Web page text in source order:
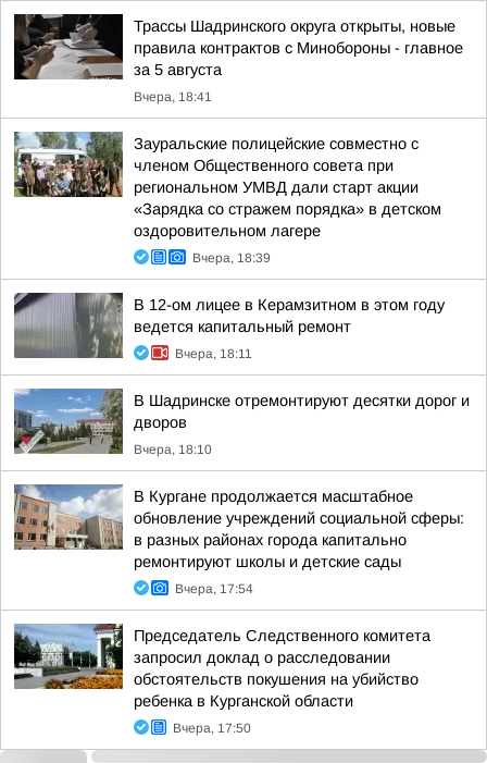
Трассы Шадринского округа открыты, новые
правила контрактов с Минобороны - главное
за 5 августа
Вчера, 18:41
Зауральские полицейские совместно с
членом Общественного совета при
региональном УМВД дали старт акции
«Зарядка со стражем порядка» в детском
оздоровительном лагере
Вчера, 18:39
В 12-ом лицее в Керамзитном в этом году
ведется капитальный ремонт
Вчера, 18:11
В Шадринске отремонтируют десятки дорог и
дворов
Вчера, 18:10
В Кургане продолжается масштабное
обновление учреждений социальной сферы:
в разных районах города капитально
ремонтируют школы и детские сады
Вчера, 17:54
Председатель Следственного комитета
запросил доклад о расследовании
обстоятельств покушения на убийство
ребенка в Курганской области
Вчера, 17:50